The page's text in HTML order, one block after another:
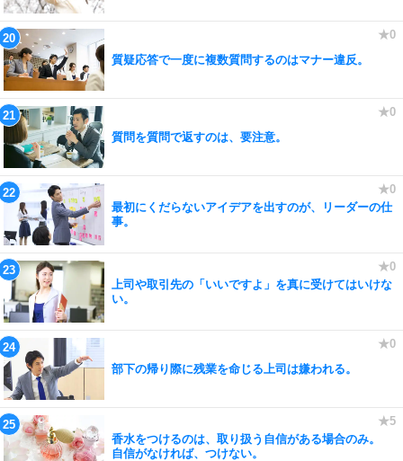
質疑応答で一度に複数質問するのはマナー違反。
質問を質問で返すのは、要注意。
最初にくだらないアイデアを出すのが、リーダーの仕
事。
上司や取引先の「いいですよ」を真に受けてはいけな
い。
部下の帰り際に残業を命じる上司は嫌われる。
香水をつけるのは、取り扱う自信がある場合のみ。
自信がなければ、つけない。